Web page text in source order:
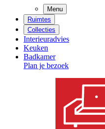
Menu
Ruimtes
Collecties
Interieuradvies
Keuken
Badkamer
Plan je bezoek